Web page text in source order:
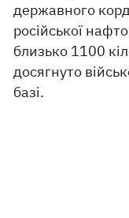
державного
російської
близько 1100
досягнуто
базі.